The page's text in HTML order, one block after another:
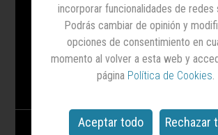
ANCAP. La cruda realidad.
incorporar funcionalidades de redes
Podrás cambiar de opinión y
opciones de consentimiento en
momento al volver a esta web y
página Política de Cookies.
Aceptar todo Rechazar